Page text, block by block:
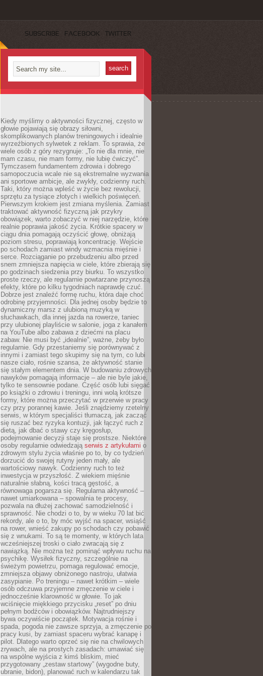
SUBSCRIBE FACEBOOK TWITTER
Kiedy myślimy o aktywności fizycznej, często w
głowie pojawiają się obrazy siłowni,
skomplikowanych planów treningowych i idealnie
wyrzeźbionych sylwetek z reklam. To sprawia, że
wiele osób z góry rezygnuje: „To nie dla mnie, nie
mam czasu, nie mam formy, nie lubię ćwiczyć”.
Tymczasem fundamentem zdrowia i dobrego
samopoczucia wcale nie są ekstremalne wyzwania
ani sportowe ambicje, ale zwykły, codzienny ruch.
Taki, który można wpleść w życie bez rewolucji,
sprzętu za tysiące złotych i wielkich poświęceń.
Pierwszym krokiem jest zmiana myślenia. Zamiast
traktować aktywność fizyczną jak przykry
obowiązek, warto zobaczyć w niej narzędzie, które
realnie poprawia jakość życia. Krótkie spacery w
ciągu dnia pomagają oczyścić głowę, obniżają
poziom stresu, poprawiają koncentrację. Wejście
po schodach zamiast windy wzmacnia mięśnie i
serce. Rozciąganie po przebudzeniu albo przed
snem zmniejsza napięcia w ciele, które zbierają się
po godzinach siedzenia przy biurku. To wszystko
proste rzeczy, ale regularnie powtarzane przynoszą
efekty, które po kilku tygodniach naprawdę czuć.
Dobrze jest znaleźć formę ruchu, która daje choć
odrobinę przyjemności. Dla jednej osoby będzie to
dynamiczny marsz z ulubioną muzyką w
słuchawkach, dla innej jazda na rowerze, taniec
przy ulubionej playliście w salonie, joga z kanałem
na YouTube albo zabawa z dziećmi na placu
zabaw. Nie musi być „idealnie”, ważne, żeby było
regularnie. Gdy przestaniemy się porównywać z
innymi i zamiast tego skupimy się na tym, co lubi
nasze ciało, rośnie szansa, że aktywność stanie
się stałym elementem dnia. W budowaniu zdrowych
nawyków pomagają informacje – ale nie byle jakie,
tylko te sensownie podane. Część osób lubi sięgać
po książki o zdrowiu i treningu, inni wolą krótsze
formy, które można przeczytać w przerwie w pracy
czy przy porannej kawie. Jeśli znajdziemy rzetelny
serwis, w którym specjaliści tłumaczą, jak zacząć
się ruszać bez ryzyka kontuzji, jak łączyć ruch z
dietą, jak dbać o stawy czy kręgosłup,
podejmowanie decyzji staje się prostsze. Niektóre
osoby regularnie odwiedzają serwis z artykułami o
zdrowym stylu życia właśnie po to, by co tydzień
dorzucić do swojej rutyny jeden mały, ale
wartościowy nawyk. Codzienny ruch to też
inwestycja w przyszłość. Z wiekiem mięśnie
naturalnie słabną, kości tracą gęstość, a
równowaga pogarsza się. Regularna aktywność –
nawet umiarkowana – spowalnia te procesy,
pozwala na dłużej zachować samodzielność i
sprawność. Nie chodzi o to, by w wieku 70 lat bić
rekordy, ale o to, by móc wyjść na spacer, wsiąść
na rower, wnieść zakupy po schodach czy pobawić
się z wnukami. To są te momenty, w których lata
wcześniejszej troski o ciało zwracają się z
nawiązką. Nie można też pominąć wpływu ruchu na
psychikę. Wysiłek fizyczny, szczególnie na
świeżym powietrzu, pomaga regulować emocje,
zmniejsza objawy obniżonego nastroju, ułatwia
zasypianie. Po treningu – nawet krótkim – wiele
osób odczuwa przyjemne zmęczenie w ciele i
jednocześnie klarowność w głowie. To jak
wciśnięcie miękkiego przycisku „reset” po dniu
pełnym bodźców i obowiązków. Najtrudniejszy
bywa oczywiście początek. Motywacja rośnie i
spada, pogoda nie zawsze sprzyja, a zmęczenie po
pracy kusi, by zamiast spaceru wybrać kanapę i
pilot. Dlatego warto oprzeć się nie na chwilowych
zrywach, ale na prostych zasadach: umawiać się
na wspólne wyjścia z kimś bliskim, mieć
przygotowany „zestaw startowy” (wygodne buty,
ubranie, bidon), planować ruch w kalendarzu tak